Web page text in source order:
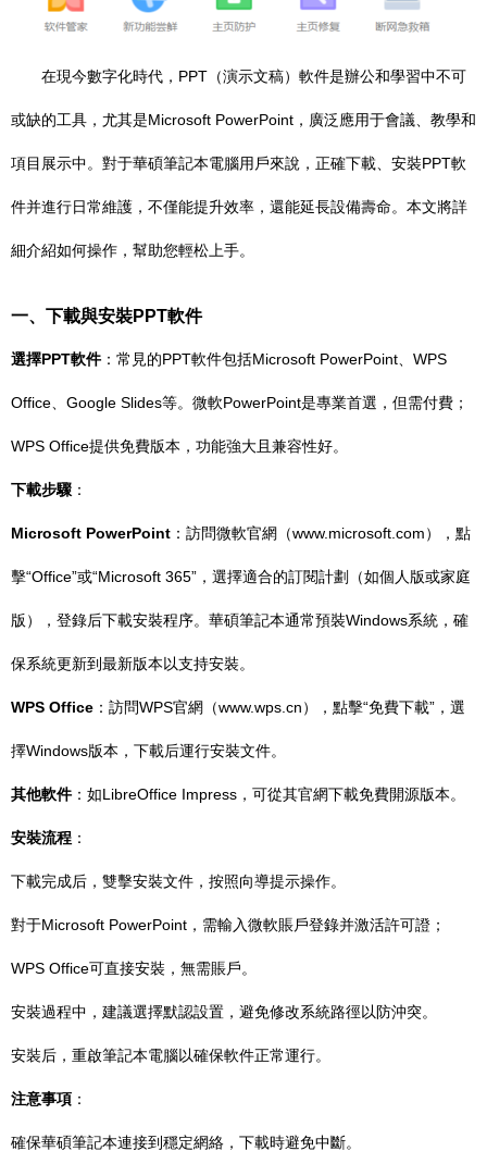
在現今數字化時代，PPT（演示文稿）軟件是辦公和學習中不可
或缺的工具，尤其是Microsoft PowerPoint，廣泛應用于會議、教學和
項目展示中。對于華碩筆記本電腦用戶來說，正確下載、安裝PPT軟
件并進行日常維護，不僅能提升效率，還能延長設備壽命。本文將詳
細介紹如何操作，幫助您輕松上手。
一、下載與安裝PPT軟件
選擇PPT軟件：常見的PPT軟件包括Microsoft PowerPoint、WPS
Office、Google Slides等。微軟PowerPoint是專業首選，但需付費；
WPS Office提供免費版本，功能強大且兼容性好。
下載步驟 ：
Microsoft PowerPoint ：訪問微軟官網（www.microsoft.com），點
擊“Office”或“Microsoft 365”，選擇適合的訂閱計劃（如個人版或家庭
版），登錄后下載安裝程序。華碩筆記本通常預裝Windows系統，確
保系統更新到最新版本以支持安裝。
WPS Office ：訪問WPS官網（www.wps.cn），點擊“免費下載”，選
擇Windows版本，下載后運行安裝文件。
其他軟件：如LibreOffice Impress，可從其官網下載免費開源版本。
安裝流程 ：
下載完成后，雙擊安裝文件，按照向導提示操作。
對于Microsoft PowerPoint，需輸入微軟賬戶登錄并激活許可證；
WPS Office可直接安裝，無需賬戶。
安裝過程中，建議選擇默認設置，避免修改系統路徑以防沖突。
安裝后，重啟筆記本電腦以確保軟件正常運行。
注意事項 ：
確保華碩筆記本連接到穩定網絡，下載時避免中斷。